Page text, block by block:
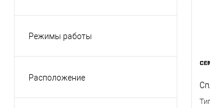
Режимы работы
Расположение